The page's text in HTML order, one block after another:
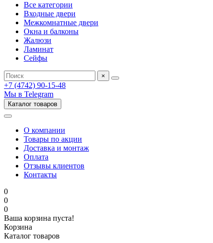
Все категории
Входные двери
Межкомнатные двери
Окна и балконы
Жалюзи
Ламинат
Сейфы
×
+7 (4742) 90-15-48
Мы в Telegram
Каталог товаров
О компании
Товары по акции
Доставка и монтаж
Оплата
Отзывы клиентов
Контакты
0
0
0
Ваша корзина пуста!
Корзина
Каталог товаров